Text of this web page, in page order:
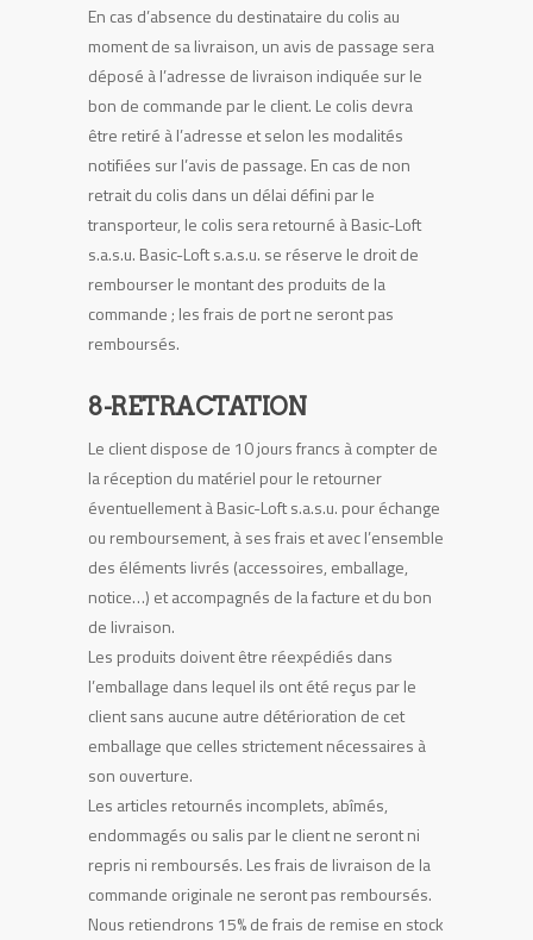
En cas d’absence du destinataire du colis au
moment de sa livraison, un avis de passage sera
déposé à l’adresse de livraison indiquée sur le
bon de commande par le client. Le colis devra
être retiré à l’adresse et selon les modalités
notifiées sur l’avis de passage. En cas de non
retrait du colis dans un délai défini par le
transporteur, le colis sera retourné à Basic-Loft
s.a.s.u. Basic-Loft s.a.s.u. se réserve le droit de
rembourser le montant des produits de la
commande ; les frais de port ne seront pas
remboursés.
8-RETRACTATION
Le client dispose de 10 jours francs à compter de
la réception du matériel pour le retourner
éventuellement à Basic-Loft s.a.s.u. pour échange
ou remboursement, à ses frais et avec l’ensemble
des éléments livrés (accessoires, emballage,
notice…) et accompagnés de la facture et du bon
de livraison.
Les produits doivent être réexpédiés dans
l’emballage dans lequel ils ont été reçus par le
client sans aucune autre détérioration de cet
emballage que celles strictement nécessaires à
son ouverture.
Les articles retournés incomplets, abîmés,
endommagés ou salis par le client ne seront ni
repris ni remboursés. Les frais de livraison de la
commande originale ne seront pas remboursés.
Nous retiendrons 15% de frais de remise en stock